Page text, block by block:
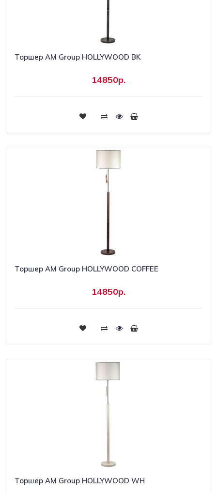
Торшер AM Group HOLLYWOOD BK
14850р.
Купить
Торшер AM Group HOLLYWOOD COFFEE
14850р.
Купить
Торшер AM Group HOLLYWOOD WH